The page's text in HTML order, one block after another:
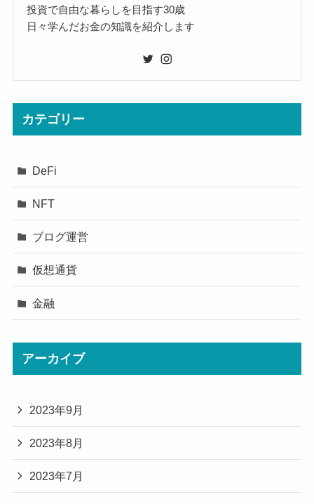
投資で自由な暮らしを目指す30歳
日々学んだお金の知識を紹介します
カテゴリー
DeFi
NFT
ブログ運営
仮想通貨
金融
アーカイブ
2023年9月
2023年8月
2023年7月